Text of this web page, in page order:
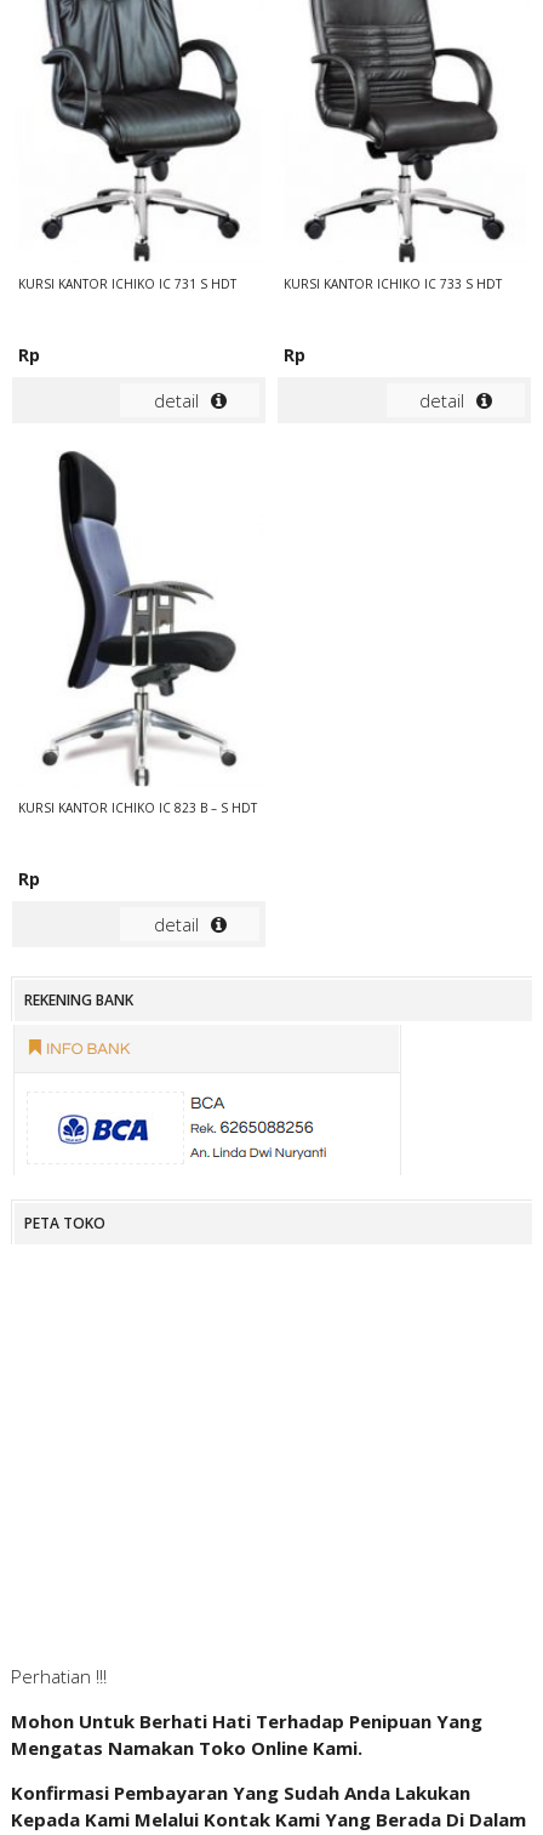
KURSI KANTOR ICHIKO IC 731 S HDT
Rp
detail
KURSI KANTOR ICHIKO IC 733 S HDT
Rp
detail
KURSI KANTOR ICHIKO IC 823 B – S HDT
Rp
detail
REKENING BANK
PETA TOKO
Perhatian !!!
Mohon Untuk Berhati Hati Terhadap Penipuan Yang
Mengatas Namakan Toko Online Kami.
Konfirmasi Pembayaran Yang Sudah Anda Lakukan
Kepada Kami Melalui Kontak Kami Yang Berada Di Dalam